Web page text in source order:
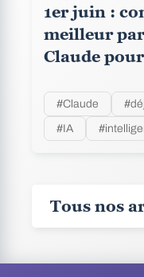
1er juin :
meilleur
Claude
#Claude
#IA
Tous nos